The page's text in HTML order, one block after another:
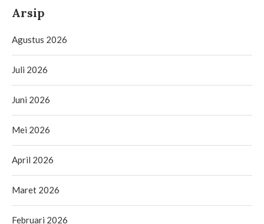
Arsip
Agustus 2026
Juli 2026
Juni 2026
Mei 2026
April 2026
Maret 2026
Februari 2026